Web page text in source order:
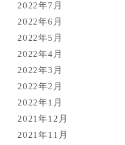
2022年7月
2022年6月
2022年5月
2022年4月
2022年3月
2022年2月
2022年1月
2021年12月
2021年11月